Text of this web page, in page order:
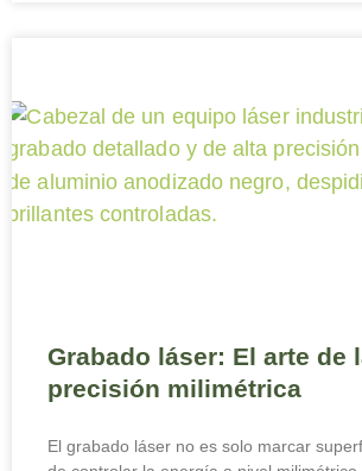
Grabado láser: El arte de
precisión milimétrica
El grabado láser no es solo marcar